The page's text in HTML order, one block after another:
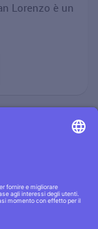
Lorenzo è un
generali·|·